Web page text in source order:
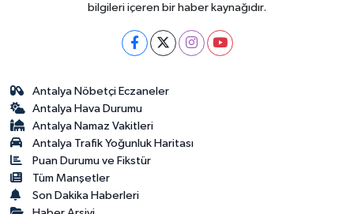
bilgileri içeren bir haber kaynağıdır.
Antalya Nöbetçi Eczaneler
Antalya Hava Durumu
Antalya Namaz Vakitleri
Antalya Trafik Yoğunluk Haritası
Puan Durumu ve Fikstür
Tüm Manşetler
Son Dakika Haberleri